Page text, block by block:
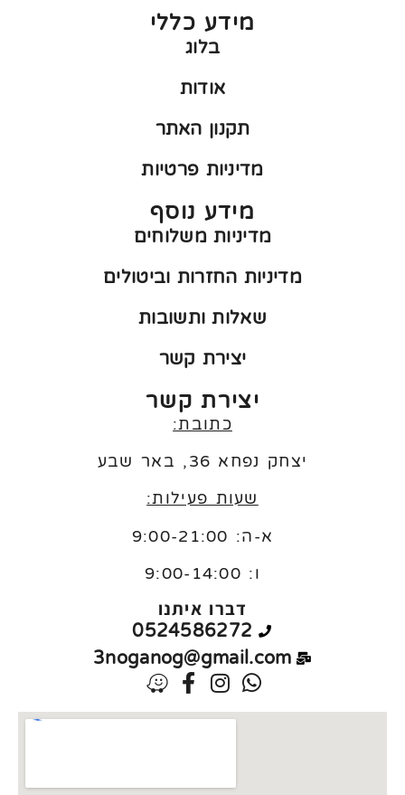
מידע כללי
בלוג
אודות
תקנון האתר
מדיניות פרטיות
מידע נוסף
מדיניות משלוחים
מדיניות החזרות וביטולים
שאלות ותשובות
יצירת קשר
יצירת קשר
כתובת:
יצחק נפחא 36, באר שבע
שעות פעילות:
א-ה: 9:00-21:00
ו: 9:00-14:00
דברו איתנו
0524586272
3noganog@gmail.com